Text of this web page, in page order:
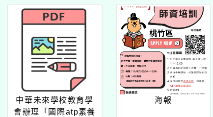
中華未來學校教育學
會辦理「國際atp素養
海報